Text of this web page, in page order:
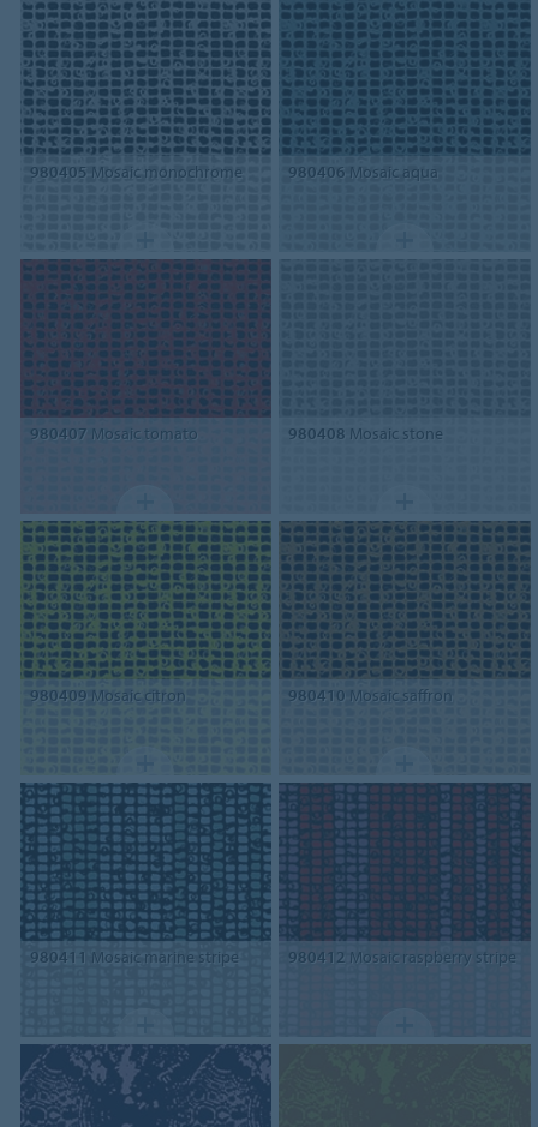
980405 Mosaic monochrome 980406 Mosaic aqua
980407 Mosaic tomato 980408 Mosaic stone
980409 Mosaic citron 980410 Mosaic saffron
980411 Mosaic marine stripe 980412 Mosaic raspberry stripe